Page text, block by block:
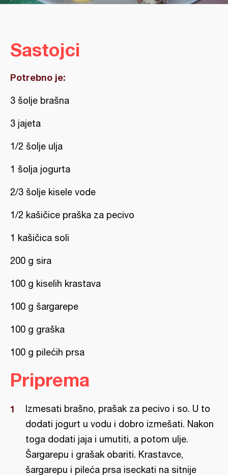
Sastojci
Potrebno je:
3 šolje brašna
3 jajeta
1/2 šolje ulja
1 šolja jogurta
2/3 šolje kisele vode
1/2 kašičice praška za pecivo
1 kašičica soli
200 g sira
100 g kiselih krastava
100 g šargarepe
100 g graška
100 g pilećih prsa
Priprema
Izmesati brašno, prašak za pecivo i so. U to
dodati jogurt u vodu i dobro izmešati. Nakon
toga dodati jaja i umutiti, a potom ulje.
Šargarepu i grašak obariti. Krastavce,
šargarepu i pileća prsa iseckati na sitnije